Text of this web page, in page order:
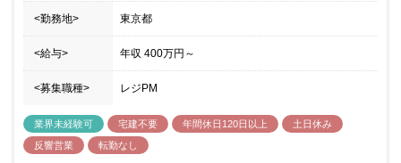
<勤務地> 東京都
<給与> 年収 400万円 ～
<募集職種> レジPM
業界未経験可 宅建不要 年間休日120日以上
土日休み
反響営業
転勤なし